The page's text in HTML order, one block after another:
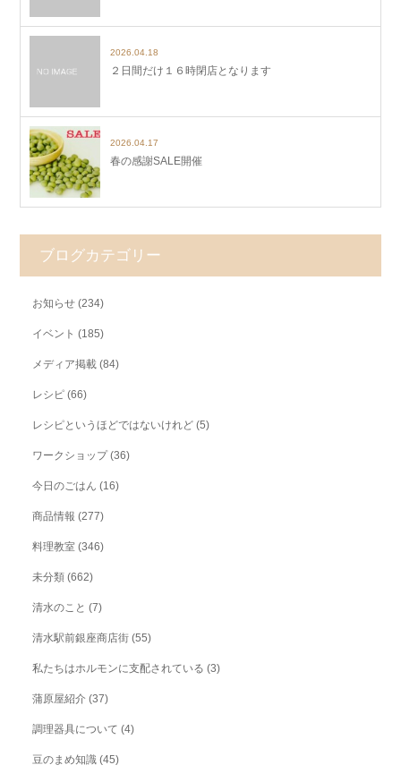
2026.04.18
２日間だけ１６時閉店となります
2026.04.17
春の感謝SALE開催
ブログカテゴリー
お知らせ (234)
イベント (185)
メディア掲載 (84)
レシピ (66)
レシピというほどではないけれど (5)
ワークショップ(36)
今日のごはん (16)
商品情報 (277)
料理教室 (346)
未分類 (662)
清水のこと (7)
清水駅前銀座商店街 (55)
私たちはホルモンに支配されている (3)
蒲原屋紹介 (37)
調理器具について (4)
豆のまめ知識 (45)